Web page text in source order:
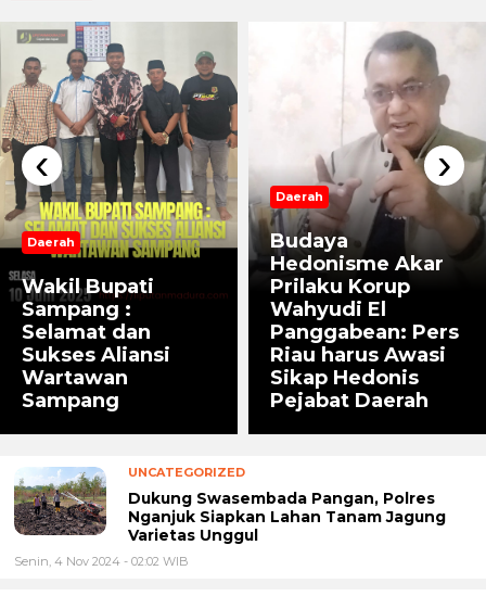
Daerah
Wakil Bupati
Sampang :
Selamat dan
Sukses Aliansi
Wartawan
Sampang
Daerah
Budaya
Hedonisme Akar
Prilaku Korup
Wahyudi El
Panggabean: Pers
Riau harus Awasi
Sikap Hedonis
Pejabat Daerah
‹ ›
UNCATEGORIZED
Dukung Swasembada Pangan, Polres
Nganjuk Siapkan Lahan Tanam Jagung
Varietas Unggul
Senin, 4 Nov 2024 - 02:02 WIB